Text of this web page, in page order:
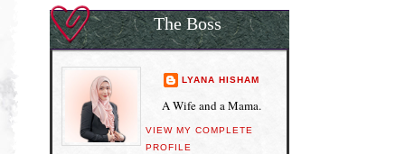
The Boss
LYANA HISHAM
A Wife and a Mama.
VIEW MY COMPLETE
PROFILE